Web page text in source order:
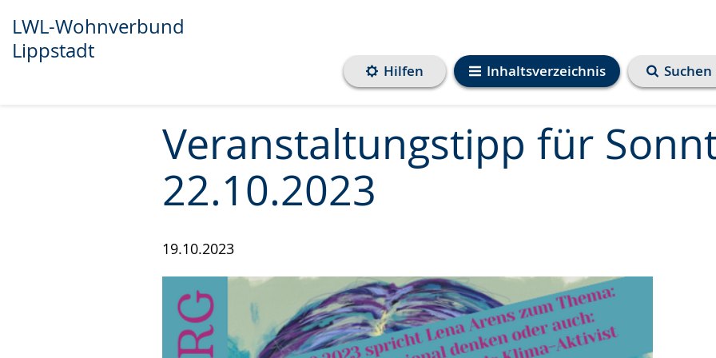
LWL-Wohnverbund
Lippstadt
Inhaltsverzeichnis
Hilfen Suchen
Veranstaltungstipp für
22.10.2023
19.10.2023